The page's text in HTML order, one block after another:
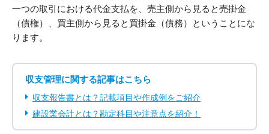
一つの取引における代金支払を、売主側から見ると売掛金
（債権）、買主側から見ると買掛金（債務）ということにな
ります。
収支管理に関する記事はこちら
収支報告書とは？記載項目や作成例をご紹介
建設業会計とは？勘定科目や注意点を紹介！